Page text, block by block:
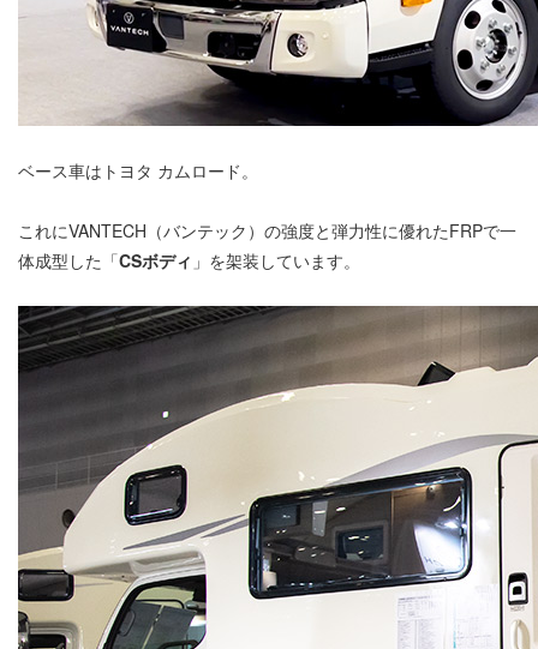
ベース車はトヨタ カムロード。
これにVANTECH（バンテック）の強度と弾力性に優れたFRPで一
体成型した「CSボディ 」を架装しています。